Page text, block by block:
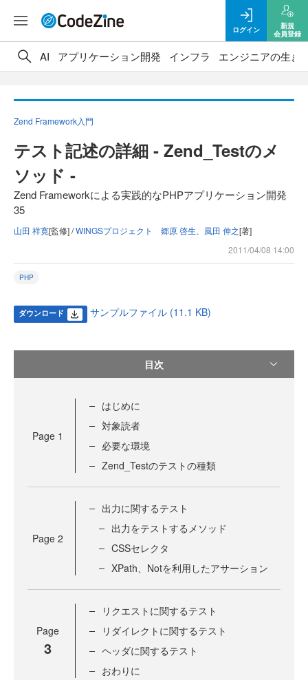
ログイン
新規
会員登録
AI アプリケーション開発 インフラ エンジニアの生き
Zend Framework入門
テスト記述の詳細 - Zend_Testのメ
ソッド -
Zend Frameworkによる実践的なPHPアプリケーション開発
35
山田 祥寛[監修] /WINGSプロジェクト 郷原 啓生、風田 伸之[著]
2011/04/08 14:00
PHP
ダウンロード サンプルファイル (11.1 KB)
目次
Page 1
はじめに
対象読者
必要な環境
Zend_Testのテストの種類
Page 2
出力に関するテスト
出力をテストするメソッド
CSSセレクタ
XPath、Notを利用したアサーション
Page
3
リクエストに関するテスト
リダイレクトに関するテスト
ヘッダに関するテスト
おわりに